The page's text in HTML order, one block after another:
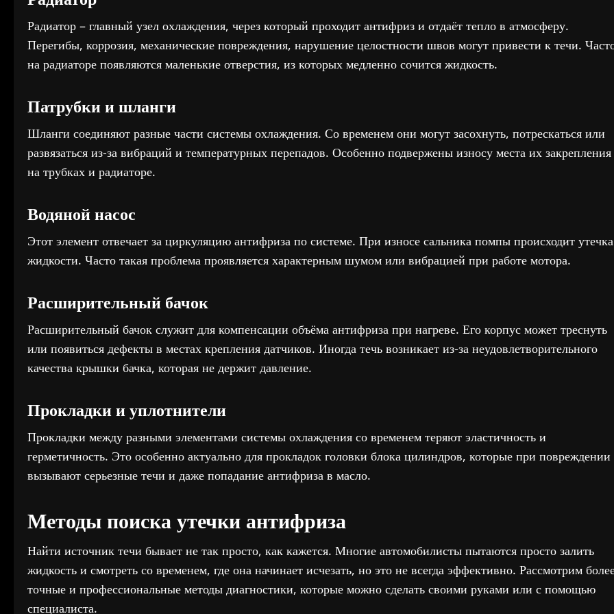
Радиатор – главный узел охлаждения, через который проходит антифриз и отдаёт тепло в атмосферу.
Перегибы, коррозия, механические повреждения, нарушение целостности швов могут привести к течи.
на радиаторе появляются маленькие отверстия, из которых медленно сочится жидкость.
Патрубки и шланги
Шланги соединяют разные части системы охлаждения. Со временем они могут засохнуть, потрескаться или
развязаться из-за вибраций и температурных перепадов. Особенно подвержены износу места их закрепления
на трубках и радиаторе.
Водяной насос
Этот элемент отвечает за циркуляцию антифриза по системе. При износе сальника помпы происходит утечка
жидкости. Часто такая проблема проявляется характерным шумом или вибрацией при работе мотора.
Расширительный бачок
Расширительный бачок служит для компенсации объёма антифриза при нагреве. Его корпус может треснуть
или появиться дефекты в местах крепления датчиков. Иногда течь возникает из-за неудовлетворительного
качества крышки бачка, которая не держит давление.
Прокладки и уплотнители
Прокладки между разными элементами системы охлаждения со временем теряют эластичность и
герметичность. Это особенно актуально для прокладок головки блока цилиндров, которые при повреждении
вызывают серьезные течи и даже попадание антифриза в масло.
Методы поиска утечки антифриза
Найти источник течи бывает не так просто, как кажется. Многие автомобилисты пытаются просто залить
жидкость и смотреть со временем, где она начинает исчезать, но это не всегда эффективно. Рассмотрим
точные и профессиональные методы диагностики, которые можно сделать своими руками или с помощью
специалиста.